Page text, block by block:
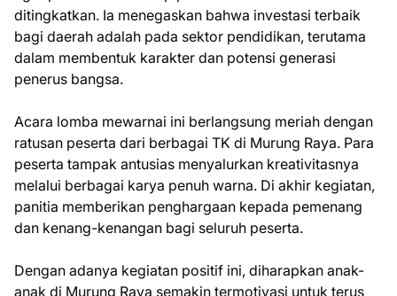
ditingkatkan. Ia menegaskan bahwa investasi terbaik
bagi daerah adalah pada sektor pendidikan, terutama
dalam membentuk karakter dan potensi generasi
penerus bangsa.
Acara lomba mewarnai ini berlangsung meriah dengan
ratusan peserta dari berbagai TK di Murung Raya. Para
peserta tampak antusias menyalurkan kreativitasnya
melalui berbagai karya penuh warna. Di akhir kegiatan,
panitia memberikan penghargaan kepada pemenang
dan kenang-kenangan bagi seluruh peserta.
Dengan adanya kegiatan positif ini, diharapkan anak-
anak di Murung Raya semakin termotivasi untuk terus